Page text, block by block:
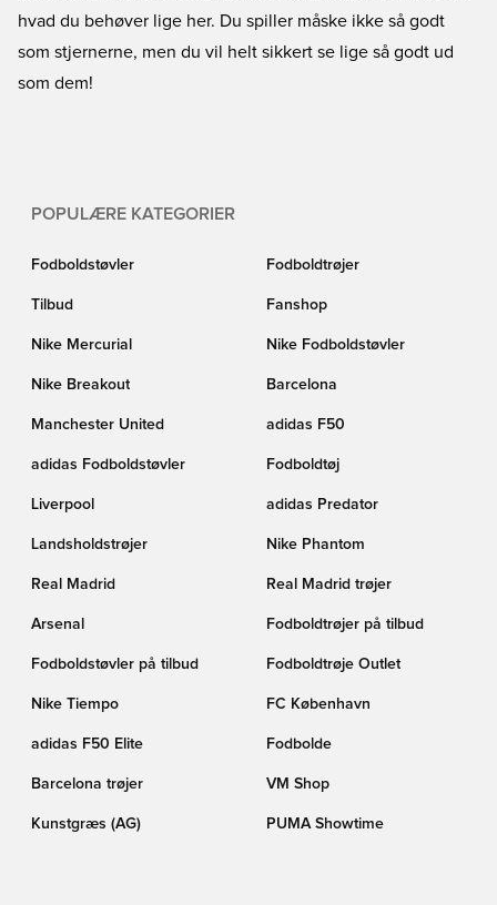
hvad du behøver lige her. Du spiller måske ikke så godt
som stjernerne, men du vil helt sikkert se lige så godt ud
som dem!
POPULÆRE KATEGORIER
Fodboldstøvler Fodboldtrøjer
Tilbud Fanshop
Nike Mercurial Nike Fodboldstøvler
Nike Breakout Barcelona
Manchester United adidas F50
adidas Fodboldstøvler Fodboldtøj
Liverpool adidas Predator
Landsholdstrøjer Nike Phantom
Real Madrid Real Madrid trøjer
Arsenal Fodboldtrøjer på tilbud
Fodboldstøvler på tilbud Fodboldtrøje Outlet
Nike Tiempo FC København
adidas F50 Elite Fodbolde
Barcelona trøjer VM Shop
Kunstgræs (AG) PUMA Showtime